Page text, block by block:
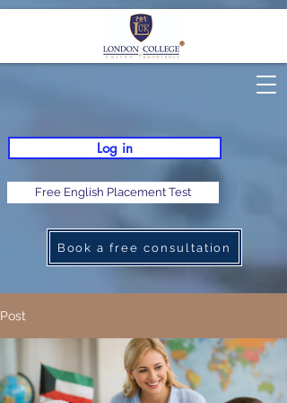
Log in
Free English Placement Test
Book a free consultation
Post